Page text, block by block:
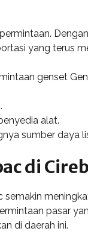
yang terus
genset
alat.
sumber daya
di
semakin
pasar
di daerah ini.